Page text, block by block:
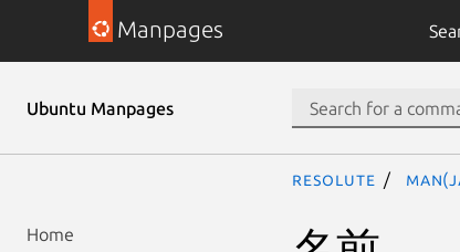
Manpages
Ubuntu Manpages
Home
resolute